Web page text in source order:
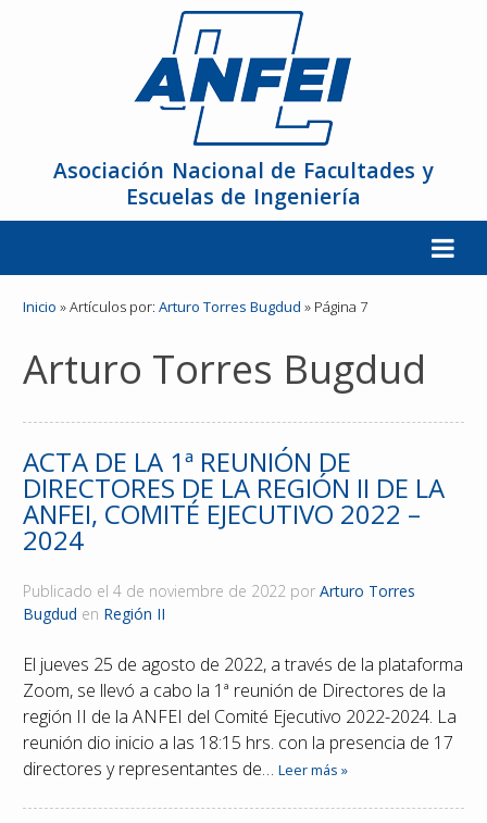
Asociación Nacional de Facultades y
Escuelas de Ingeniería
La ANFEI
Organización
Reuniones y Conferencias
Reconocimientos
Inicio » Artículos por:Arturo Torres Bugdud » Página 7
Arturo Torres Bugdud
ACTA DE LA 1ª REUNIÓN DE
DIRECTORES DE LA REGIÓN II DE LA
ANFEI, COMITÉ EJECUTIVO 2022 –
2024
Publicado el4 de noviembre de 2022 porArturo Torres
Bugdud en Región II
El jueves 25 de agosto de 2022, a través de la plataforma
Zoom, se llevó a cabo la 1ª reunión de Directores de la
región II de la ANFEI del Comité Ejecutivo 2022-2024. La
reunión dio inicio a las 18:15 hrs. con la presencia de 17
directores y representantes de…Leer más »